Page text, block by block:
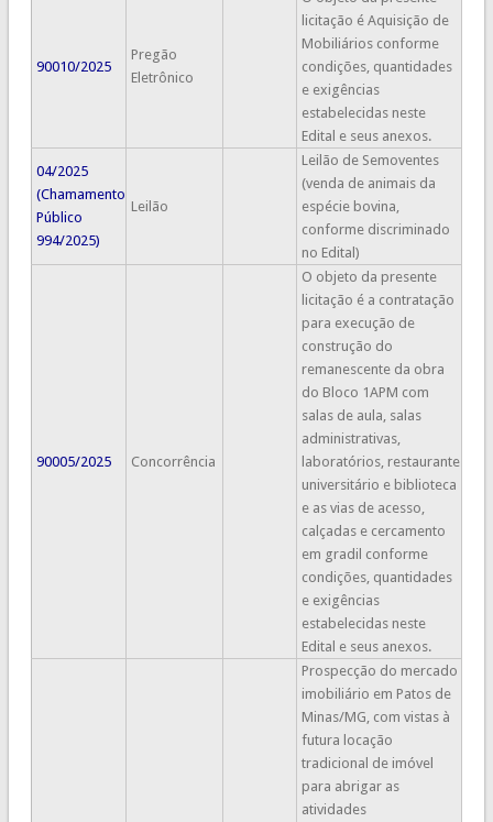
90010/2025
Pregão
Eletrônico
licitação é Aquisição de
Mobiliários conforme
condições, quantidades
e exigências
estabelecidas neste
Edital e seus anexos.
04/2025
(Chamamento
Público
994/2025)
Leilão
Leilão de Semoventes
(venda de animais da
espécie bovina,
conforme discriminado
no Edital)
90005/2025 Concorrência
O objeto da presente
licitação é a contratação
para execução de
construção do
remanescente da obra
do Bloco 1APM com
salas de aula, salas
administrativas,
laboratórios, restaurante
universitário e biblioteca
e as vias de acesso,
calçadas e cercamento
em gradil conforme
condições, quantidades
e exigências
estabelecidas neste
Edital e seus anexos.
Prospecção do mercado
imobiliário em Patos de
Minas/MG, com vistas à
futura locação
tradicional de imóvel
para abrigar as
atividades